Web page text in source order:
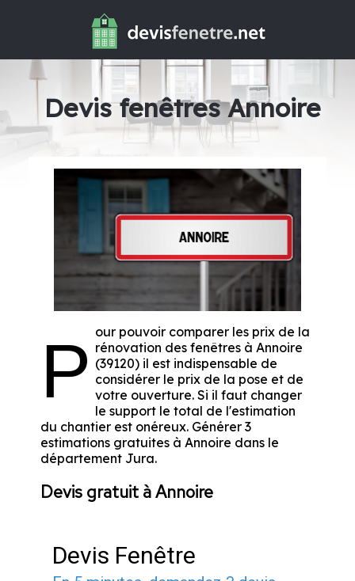
Devis fenêtres Annoire
P our pouvoir comparer les prix de la
rénovation des fenêtres à Annoire
(39120) il est indispensable de
considérer le prix de la pose et de
votre ouverture. Si il faut changer
le support le total de l'estimation
du chantier est onéreux. Générer 3
estimations gratuites à Annoire dans le
département Jura.
Devis gratuit à Annoire
Devis Fenêtre